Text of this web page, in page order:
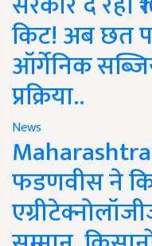
किट! अब छत
ऑर्गेनिक
प्रक्रिया..
News
फडणवीस ने